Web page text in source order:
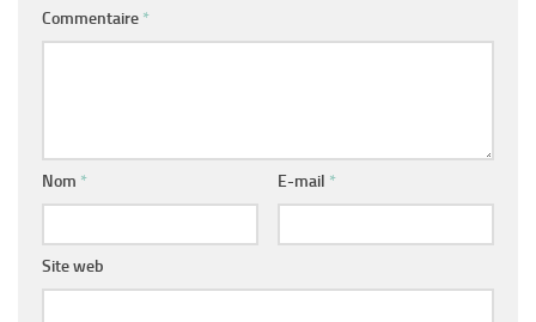
Commentaire *
Nom * E-mail *
Site web